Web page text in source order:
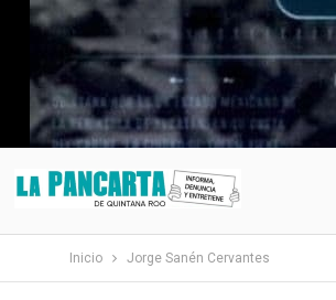
Inicio Jorge Sanén Cervantes